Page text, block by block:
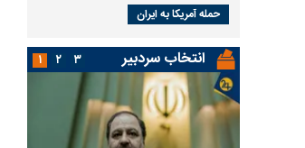
حمله آمریکا به ایران
انتخاب سردبیر ۱ ۲ ۳